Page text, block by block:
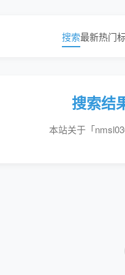
搜索最新热门
搜索结
本站关于「